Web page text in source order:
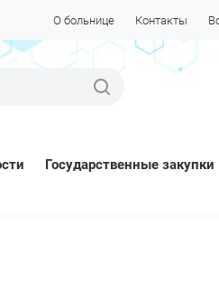
О больнице Контакты
Государственные закупки